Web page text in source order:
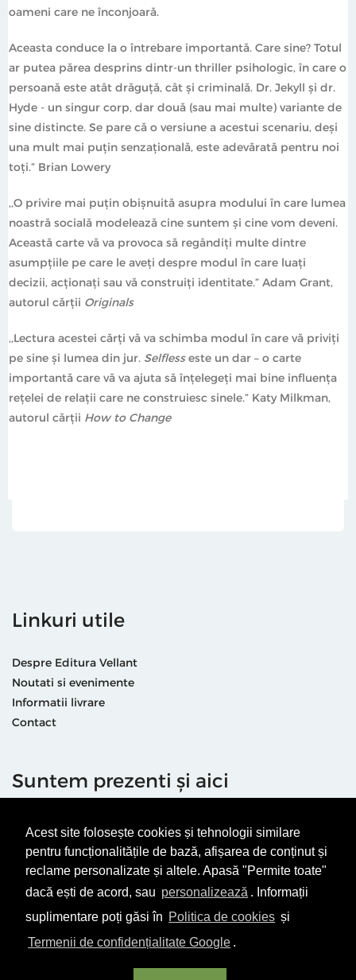
Acest site folosește cookies și tehnologii similare
pentru funcționalitățile de bază, afișarea de conținut și
reclame personalizate și altele. Apasă "Permite toate"
dacă ești de acord, sau personalizează . Informații
suplimentare poți găsi în Politica de cookies și
Termenii de confidențialitate Google .
oameni care ne înconjoară.
Aceasta conduce la o întrebare importantă. Care sine? Totul
ar putea părea desprins dintr-un thriller psihologic, în care o
persoană este atât drăguță, cât și criminală. Dr. Jekyll și dr.
Hyde - un singur corp, dar două (sau mai multe) variante de
sine distincte. Se pare că o versiune a acestui scenariu, deși
una mult mai puțin senzațională, este adevărată pentru noi
toți.” Brian Lowery
,,O privire mai puțin obișnuită asupra modului în care lumea
noastră socială modelează cine suntem și cine vom deveni.
Această carte vă va provoca să regândiți multe dintre
asumpțiile pe care le aveți despre modul în care luați
decizii, acționați sau vă construiți identitate.” Adam Grant,
autorul cărții Originals
,,Lectura acestei cărți vă va schimba modul în care vă priviți
pe sine și lumea din jur. Selflesseste un dar – o carte
importantă care vă va ajuta să înțelegeți mai bine influența
rețelei de relații care ne construiesc sinele.” Katy Milkman,
autorul cărții How to Change
Linkuri utile
Despre Editura Vellant
Noutati si evenimente
Informatii livrare
Contact
Suntem prezenti și aici
Termeni & condiții
Politică de utilizare cookie-uri
Politică de Confidențialitate
ANPC
© Editura Vellant 2026 | ® Conținut cu drepturi protejate